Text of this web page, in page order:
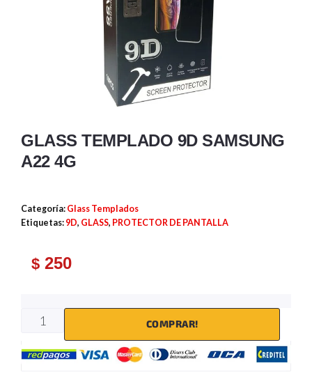
GLASS TEMPLADO 9D SAMSUNG
A22 4G
Categoría: Glass Templados
Etiquetas: 9D, GLASS, PROTECTOR DE PANTALLA
$ 250
COMPRAR!